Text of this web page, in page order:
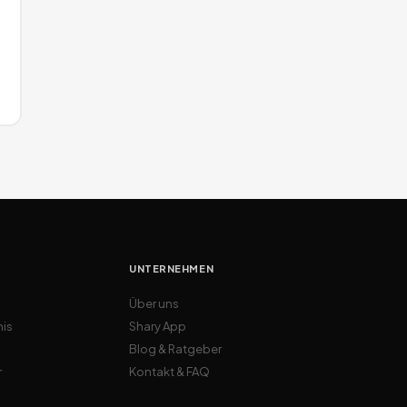
UNTERNEHMEN
Über uns
Shary App
Blog & Ratgeber
Kontakt & FAQ